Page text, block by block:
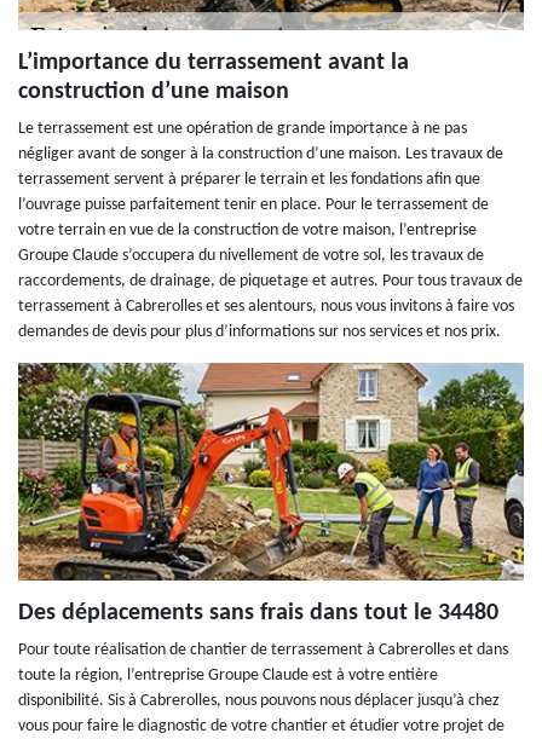
L’importance du terrassement avant la
construction d’une maison
Le terrassement est une opération de grande importance à ne pas
négliger avant de songer à la construction d’une maison. Les travaux de
terrassement servent à préparer le terrain et les fondations afin que
l’ouvrage puisse parfaitement tenir en place. Pour le terrassement de
votre terrain en vue de la construction de votre maison, l’entreprise
Groupe Claude s’occupera du nivellement de votre sol, les travaux de
raccordements, de drainage, de piquetage et autres. Pour tous travaux de
terrassement à Cabrerolles et ses alentours, nous vous invitons à faire vos
demandes de devis pour plus d’informations sur nos services et nos prix.
Des déplacements sans frais dans tout le 34480
Pour toute réalisation de chantier de terrassement à Cabrerolles et dans
toute la région, l’entreprise Groupe Claude est à votre entière
disponibilité. Sis à Cabrerolles, nous pouvons nous déplacer jusqu’à chez
vous pour faire le diagnostic de votre chantier et étudier votre projet de